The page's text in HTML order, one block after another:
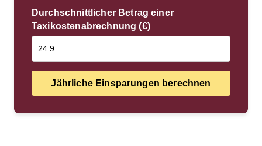
Durchschnittlicher Betrag einer
Taxikostenabrechnung (€)
Jährliche Einsparungen berechnen